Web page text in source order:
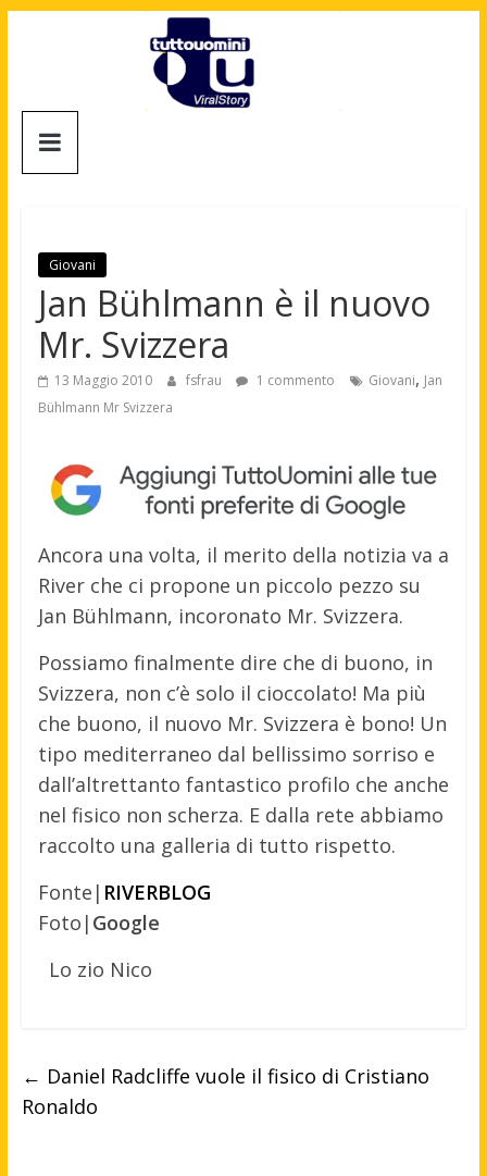
Tuttouomini
Motori,
gay
news
moda
maschile
Giovani
Jan Bühlmann è il nuovo
Mr. Svizzera
13 Maggio 2010 fsfrau 1 commento Giovani, Jan
Bühlmann Mr Svizzera
Ancora una volta, il merito della notizia va a
River che ci propone un piccolo pezzo su
Jan Bühlmann, incoronato Mr. Svizzera.
Possiamo finalmente dire che di buono, in
Svizzera, non c’è solo il cioccolato! Ma più
che buono, il nuovo Mr. Svizzera è bono! Un
tipo mediterraneo dal bellissimo sorriso e
dall’altrettanto fantastico profilo che anche
nel fisico non scherza. E dalla rete abbiamo
raccolto una galleria di tutto rispetto.
Fonte| RIVERBLOG
Foto| Google
Lo zio Nico
← Daniel Radcliffe vuole il fisico di Cristiano
Ronaldo